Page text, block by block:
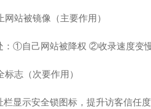
网站被镜像（主要作用）
：①自己网站被降权 ②收录速度变
标志（次要作用）
栏显示安全锁图标，提升访客信任度